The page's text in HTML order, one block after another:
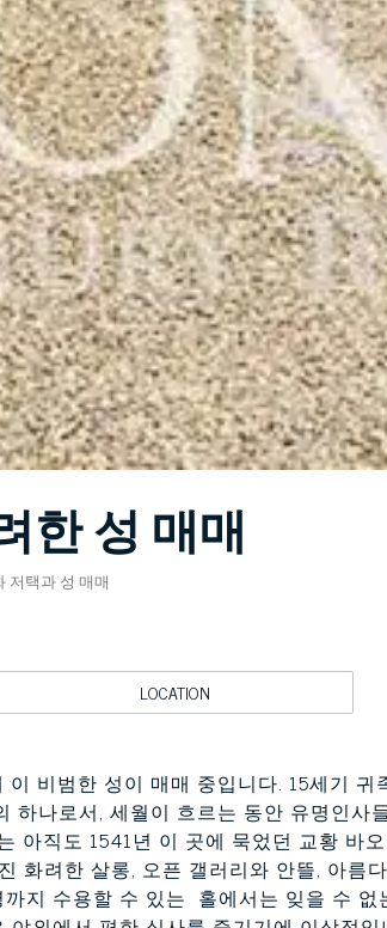
한 성 매매
저택과 성 매매
LOCATION
비범한 성이 매매 중입니다. 15세기 귀
하나로서, 세월이 흐르는 동안 유명인사
아직도 1541년 이 곳에 묵었던 교황 바
화려한 살롱, 오픈 갤러리와 안뜰, 아름
지 수용할 수 있는 홀에서는 잊을 수 없